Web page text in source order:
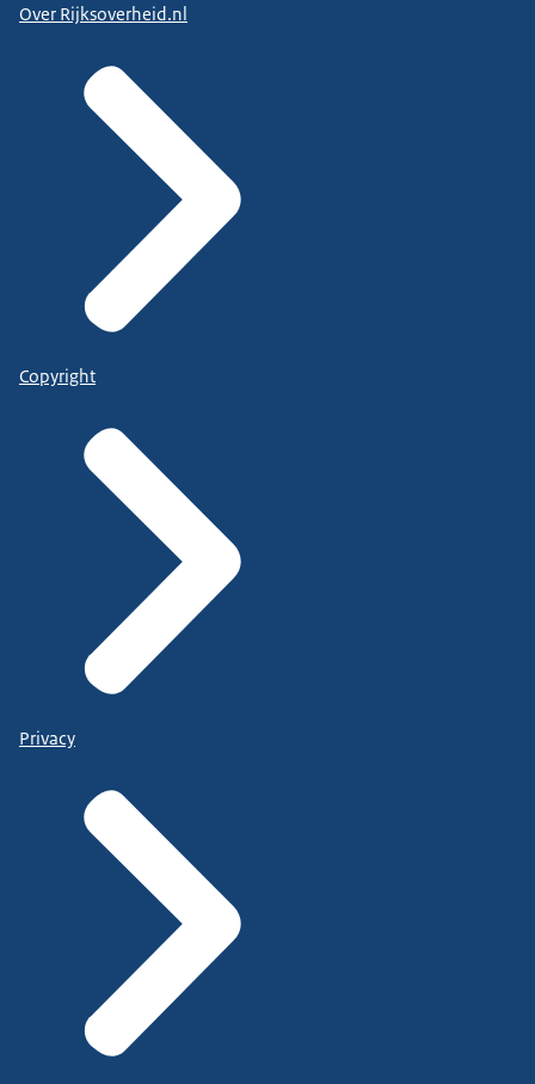
Over Rijksoverheid.nl
Copyright
Privacy